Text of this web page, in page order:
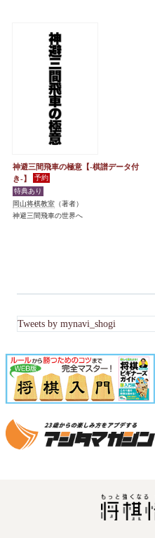
神避三間飛車の極意【-棋譜データ付
き-】
岡山将棋教室 （著者）
神避三間飛車の世界へ
Tweets by mynavi_shogi